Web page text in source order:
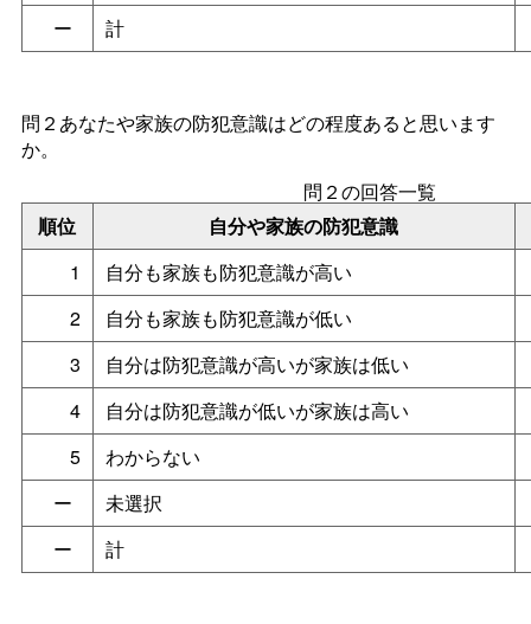
ー
計
問２あなたや家族の防犯意識はどの程度あると思います
か。
順位 自分や家族の防犯意識
問２の回答一覧
1
自分も家族も防犯意識が高い
2
自分も家族も防犯意識が低い
3
自分は防犯意識が高いが家族は低い
4
自分は防犯意識が低いが家族は高い
5
わからない
ー
未選択
ー
計